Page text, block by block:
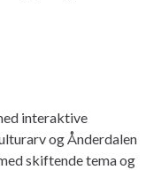
interaktive
og Ånderdalen
skiftende tema og